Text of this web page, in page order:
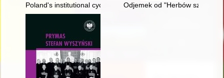
Poland's institutional cycles : remarks on the historical roots
Odjemek od "Herbów